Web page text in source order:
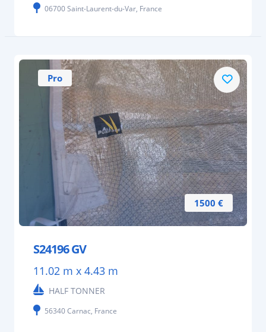
06700 Saint-Laurent-du-Var, France
1500 €
Pro
S24196 GV
11.02 m x 4.43 m
HALF TONNER
56340 Carnac, France